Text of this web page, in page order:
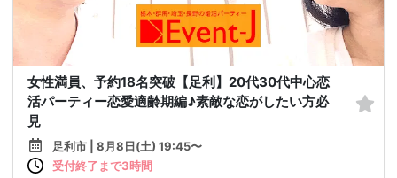
女性満員、予約18名突破【足利】20代30代中心恋
活パーティー恋愛適齢期編♪素敵な恋がしたい方必
見
足利市 | 8月8日(土) 19:45〜
受付終了まで3時間